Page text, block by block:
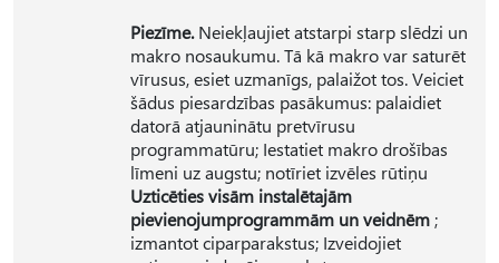
Piezīme.Neiekļaujiet atstarpi starp slēdzi un
makro nosaukumu. Tā kā makro var saturēt
vīrusus, esiet uzmanīgs, palaižot tos. Veiciet
šādus piesardzības pasākumus: palaidiet
datorā atjauninātu pretvīrusu
programmatūru; Iestatiet makro drošības
līmeni uz augstu; notīriet izvēles rūtiņu
Uzticēties visām instalētajām
pievienojumprogrammām un veidnēm ;
izmantot ciparparakstus; Izveidojiet